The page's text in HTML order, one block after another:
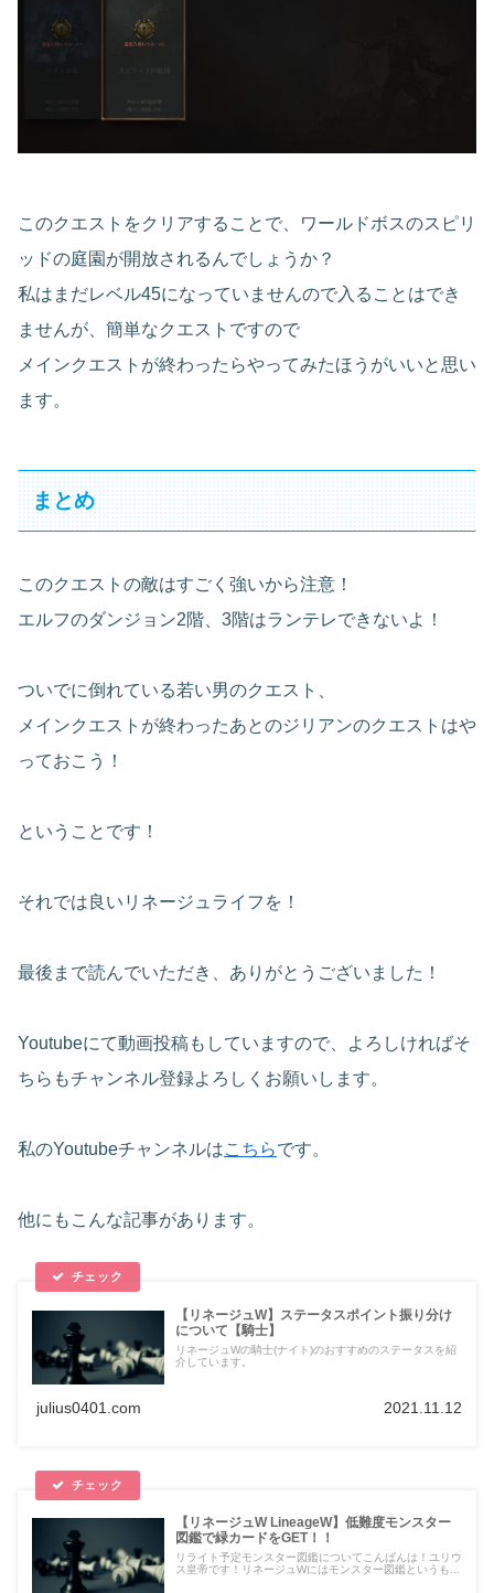
このクエストをクリアすることで、ワールドボスのスピリ
ッドの庭園が開放されるんでしょうか？
私はまだレベル45になっていませんので入ることはでき
ませんが、簡単なクエストですので
メインクエストが終わったらやってみたほうがいいと思い
ます。
まとめ
このクエストの敵はすごく強いから注意！
エルフのダンジョン2階、3階はランテレできないよ！
ついでに倒れている若い男のクエスト、
メインクエストが終わったあとのジリアンのクエストはや
っておこう！
ということです！
それでは良いリネージュライフを！
最後まで読んでいただき、ありがとうございました！
Youtubeにて動画投稿もしていますので、よろしければそ
ちらもチャンネル登録よろしくお願いします。
私のYoutubeチャンネルはこちらです。
他にもこんな記事があります。
【リネージュW】ステータスポイント振り分け
について【騎士】
リネージュWの騎士(ナイト)のおすすめのステータスを紹
介しています。
julius0401.com 2021.11.12
【リネージュW LineageW】低難度モンスター
図鑑で緑カードをGET！！
リライト予定モンスター図鑑についてこんばんは！ユリウ
ス皇帝です！リネージュWにはモンスター図鑑というも...